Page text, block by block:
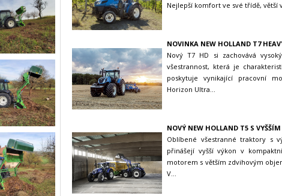
Nejlepší komfort ve své třídě, větší
NOVINKA NEW HOLLAND T7
Nový T7 HD si zachovává
všestrannost, která je
poskytuje vynikající pracovní
Horizon Ultra...
NOVÝ NEW HOLLAND T5 S
Oblíbené všestranné traktory s
přinášejí vyšší výkon v
motorem s větším zdvihovým
V...